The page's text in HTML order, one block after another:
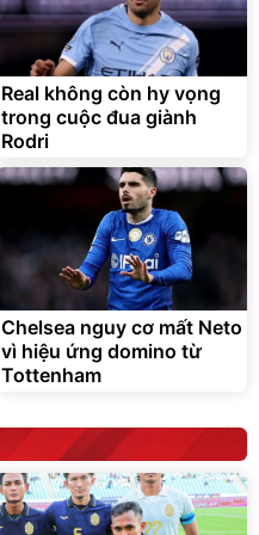
Lót ghế ôtô, nâng lưng
chống nóng giúp thoải mái
trong di chuyển
295.000đ
Đã bán nhiều
Real không còn hy vọng
trong cuộc đua giành
Rodri
Chelsea nguy cơ mất Neto
vì hiệu ứng domino từ
Tottenham